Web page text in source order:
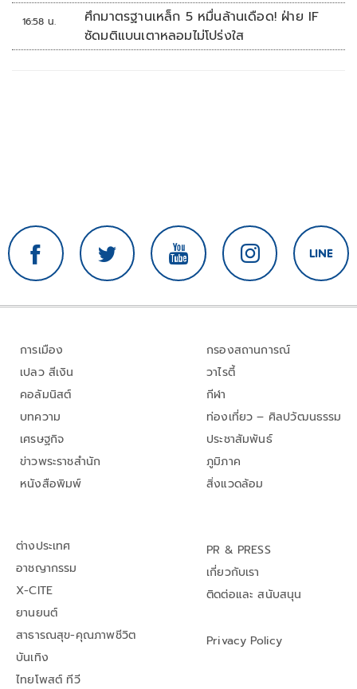
16:58 น.
ศึกมาตรฐานเหล็ก 5 หมื่นล้านเดือด! ฝ่าย IF
ซัดมติแบนเตาหลอมไม่โปร่งใส
การเมือง
เปลว สีเงิน
คอลัมนิสต์
บทความ
เศรษฐกิจ
ข่าวพระราชสำนัก
หนังสือพิมพ์
กรองสถานการณ์
วาไรตี้
กีฬา
ท่องเที่ยว – ศิลปวัฒนธรรม
ประชาสัมพันธ์
ภูมิภาค
สิ่งแวดล้อม
ต่างประเทศ
อาชญากรรม
X-CITE
ยานยนต์
สาธารณสุข-คุณภาพชีวิต
บันเทิง
ไทยโพสต์ ทีวี
PR & PRESS
เกี่ยวกับเรา
ติดต่อและ สนับสนุน
Privacy Policy